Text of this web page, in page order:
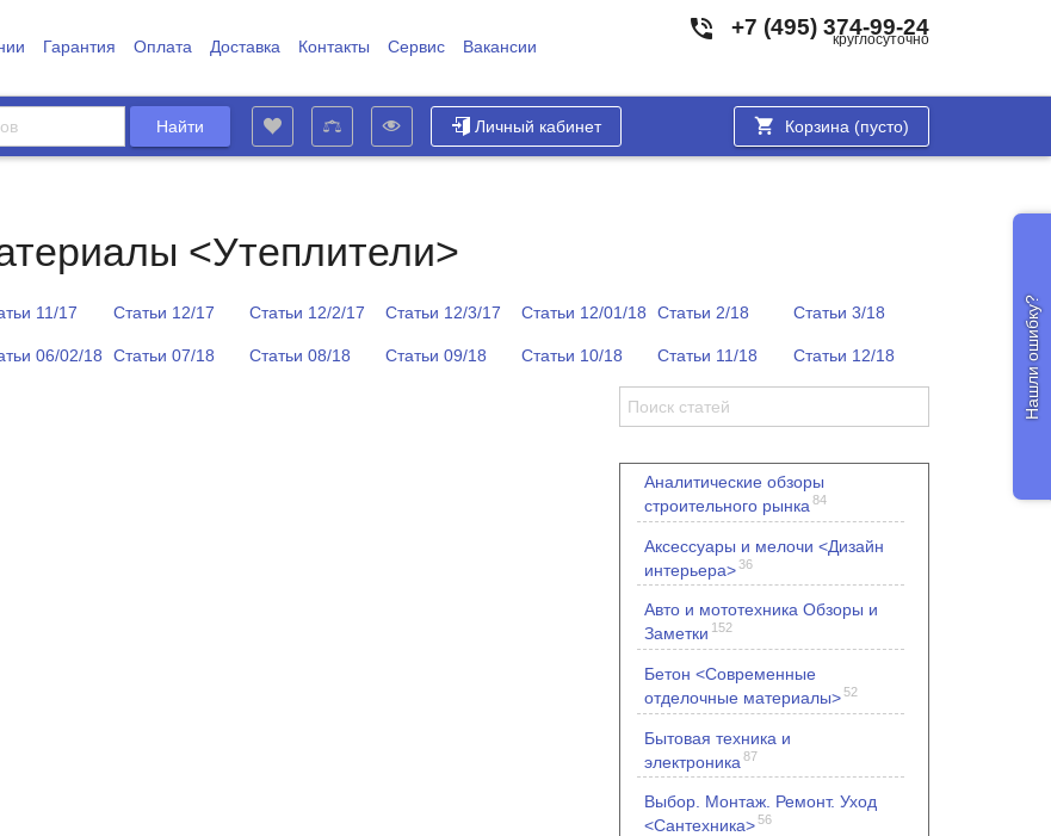
Гарантия Оплата Доставка Контакты Сервис Вакансии
+7 (495) 374-99-24
круглосуточно
Личный кабинет Корзина (пусто)
<Утеплители>
11/17 Статьи 12/17 Статьи 12/2/17 Статьи 12/3/17 Статьи 12/01/18 Статьи 2/18 Статьи 3/18
06/02/18 Статьи 07/18 Статьи 08/18 Статьи 09/18 Статьи 10/18 Статьи 11/18 Статьи 12/18
Аналитические обзоры
строительного рынка 84
Аксессуары и мелочи <Дизайн
интерьера>36
Авто и мототехника Обзоры и
Заметки 152
Бетон <Современные
отделочные материалы>52
Бытовая техника и
электроника 87
Выбор. Монтаж. Ремонт. Уход
<Сантехника>56
Нашли ошибку?